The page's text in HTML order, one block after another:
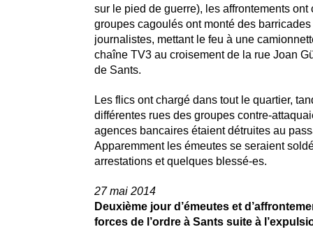
sur le pied de guerre), les affrontements ont
groupes cagoulés ont monté des
journalistes, mettant le feu à une
chaîne TV3 au croisement de la rue Joan
de Sants.
Les flics ont chargé dans tout le quartier,
différentes rues des groupes contre-
agences bancaires étaient détruites au
Apparemment les émeutes se seraient
arrestations et quelques blessé-es.
27 mai 2014
Deuxième jour d’émeutes et
forces de l’ordre à Sants suite à